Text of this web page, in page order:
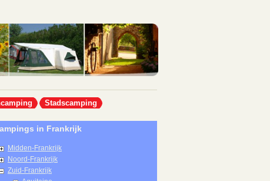
Stadscamping
in Frankrijk
Midden-Frankrijk
Noord-Frankrijk
Zuid-Frankrijk